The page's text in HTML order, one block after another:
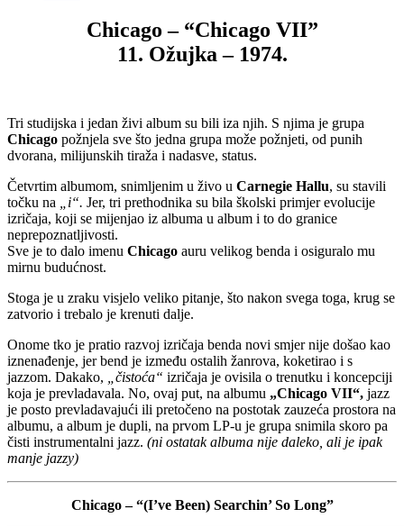
Chicago – “Chicago VII”
11. Ožujka – 1974.
Tri studijska i jedan živi album su bili iza njih. S njima je grupa
Chicago požnjela sve što jedna grupa može požnjeti, od punih
dvorana, milijunskih tiraža i nadasve, status.
Četvrtim albumom, snimljenim u živo u Carnegie Hallu, su stavili
točku na
„i“. Jer, tri prethodnika su bila školski primjer evolucije
izričaja, koji se mijenjao iz albuma u album i to do granice
neprepoznatljivosti.
Sve je to dalo imenu Chicago auru velikog benda i osiguralo mu
mirnu budućnost.
Stoga je u zraku visjelo veliko pitanje, što nakon svega toga, krug se
zatvorio i trebalo je krenuti dalje.
Onome tko je pratio razvoj izričaja benda novi smjer nije došao kao
iznenađenje, jer bend je između ostalih žanrova, koketirao i s
jazzom. Dakako,
„čistoća“ izričaja je ovisila o trenutku i koncepciji
koja je prevladavala. No, ovaj put, na albumu „Chicago VII“, jazz
je posto prevladavajući ili pretočeno na postotak zauzeća prostora na
albumu, a album je dupli, na prvom LP-u je grupa snimila skoro pa
čisti instrumentalni jazz. (ni ostatak albuma nije daleko, ali je ipak
manje jazzy)
Chicago – “(I’ve Been) Searchin’ So Long”